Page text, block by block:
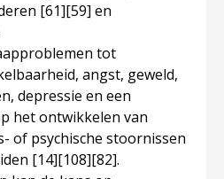
[61][59] en
tot
angst, geweld,
depressie en een
het ontwikkelen van
of psychische stoornissen
[14][108][82].